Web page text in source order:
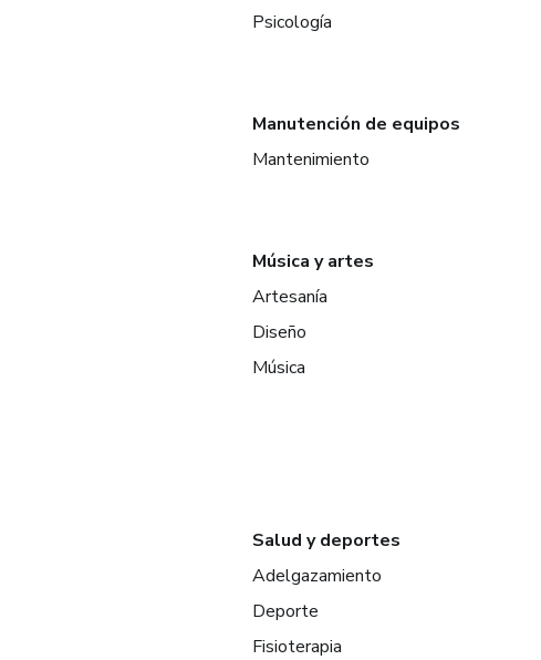
Psicología
Manutención de equipos
Mantenimiento
Música y artes
Artesanía
Diseño
Música
Salud y deportes
Adelgazamiento
Deporte
Fisioterapia